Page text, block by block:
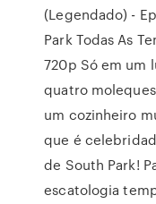
(Legendado) -
Park Todas As
720p Só em um
quatro
um cozinheiro
que é
de South Park!
escatologia